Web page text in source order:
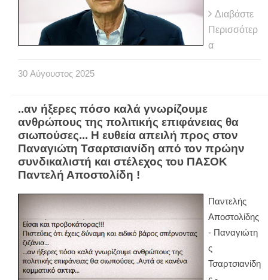
Διαβάστε
Περισσότερ
α
30 Αύγουστος 2025
..αν ήξερες πόσο καλά γνωρίζουμε
ανθρώπους της πολιτικής επιφάνειας θα
σιωπούσες... Η ευθεία απειλή προς στον
Παναγιώτη Τσαρτσιανίδη από τον πρώην
συνδικαλιστή και στέλεχος του ΠΑΣΟΚ
Παντελή Αποστολίδη !
Παντελής
Αποστολίδης
- Παναγιώτη
ς
Τσαρτσιανίδη